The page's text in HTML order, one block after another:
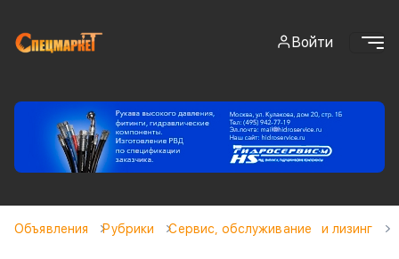
Войти
Объявления Рубрики Сервис, обслуживание и лизинг